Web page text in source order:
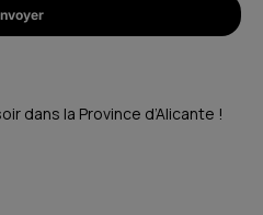
dans la Province d’Alicante !